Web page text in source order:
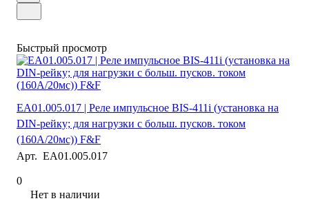
Быстрый просмотр
EA01.005.017 | Реле импульсное BIS-411i (установка на
DIN-рейку; для нагрузки с больш. пусков. током
(160А/20мс)) F&F
Арт. EA01.005.017
0
Нет в наличии